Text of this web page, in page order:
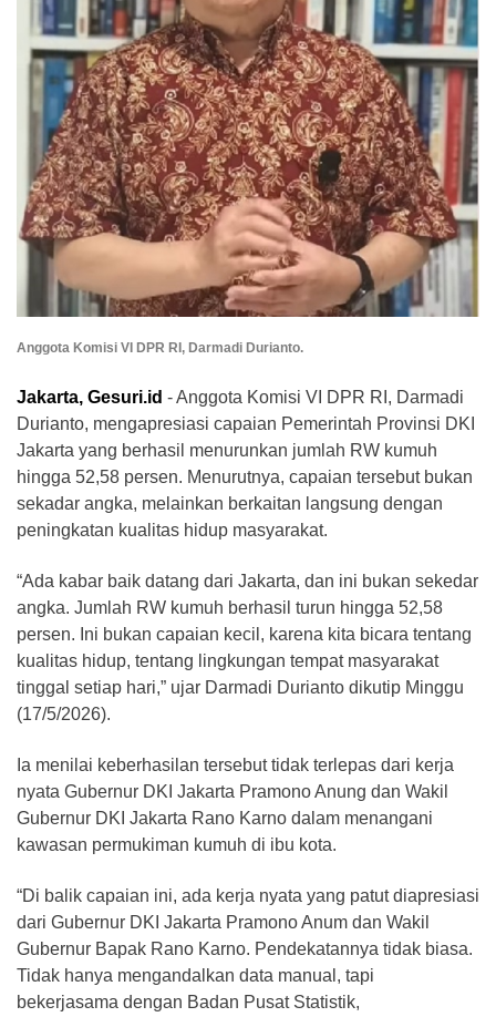
Anggota Komisi VI DPR RI, Darmadi Durianto.
Jakarta, Gesuri.id - Anggota Komisi VI DPR RI, Darmadi
Durianto, mengapresiasi capaian Pemerintah Provinsi DKI
Jakarta yang berhasil menurunkan jumlah RW kumuh
hingga 52,58 persen. Menurutnya, capaian tersebut bukan
sekadar angka, melainkan berkaitan langsung dengan
peningkatan kualitas hidup masyarakat.
“Ada kabar baik datang dari Jakarta, dan ini bukan sekedar
angka. Jumlah RW kumuh berhasil turun hingga 52,58
persen. Ini bukan capaian kecil, karena kita bicara tentang
kualitas hidup, tentang lingkungan tempat masyarakat
tinggal setiap hari,” ujar Darmadi Durianto dikutip Minggu
(17/5/2026).
Ia menilai keberhasilan tersebut tidak terlepas dari kerja
nyata Gubernur DKI Jakarta Pramono Anung dan Wakil
Gubernur DKI Jakarta Rano Karno dalam menangani
kawasan permukiman kumuh di ibu kota.
“Di balik capaian ini, ada kerja nyata yang patut diapresiasi
dari Gubernur DKI Jakarta Pramono Anum dan Wakil
Gubernur Bapak Rano Karno. Pendekatannya tidak biasa.
Tidak hanya mengandalkan data manual, tapi
bekerjasama dengan Badan Pusat Statistik,